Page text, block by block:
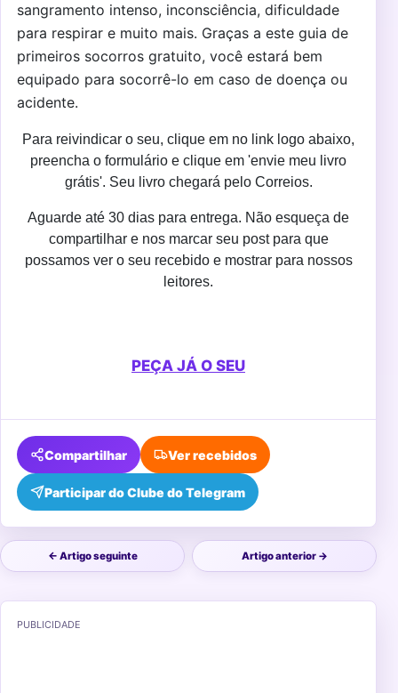
sangramento intenso, inconsciência, dificuldade
para respirar e muito mais. Graças a este guia de
primeiros socorros gratuito, você estará bem
equipado para socorrê-lo em caso de doença ou
acidente.
Para reivindicar o seu, clique em no link logo abaixo,
preencha o formulário e clique em 'envie meu livro
grátis'. Seu livro chegará pelo Correios.
Aguarde até 30 dias para entrega. Não esqueça de
compartilhar e nos marcar seu post para que
possamos ver o seu recebido e mostrar para nossos
leitores.
PEÇA JÁ O SEU
Compartilhar
Participar do Clube do Telegram
Ver recebidos
← Artigo seguinte Artigo anterior →
PUBLICIDADE